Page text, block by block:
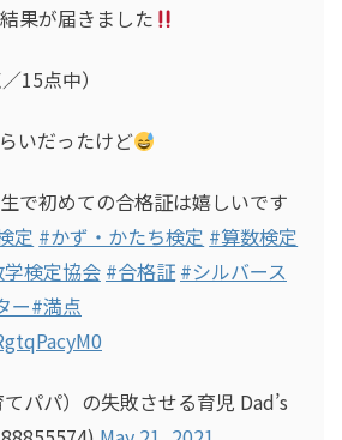
果が届きました
15点中）
いだったけど
で初めての合格証は嬉しいです
定 #かず・かたち検定 #算数検定
検定協会 #合格証 #シルバース
ー#満点
パパ）の失敗させる育児 Dad’s